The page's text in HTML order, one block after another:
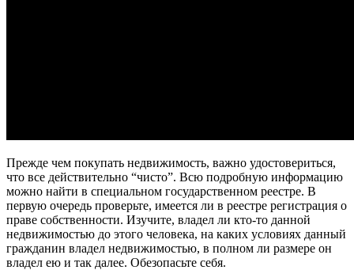
Прежде чем покупать недвижимость, важно удостовериться,
что все действительно “чисто”. Всю подробную информацию
можно найти в специальном государственном реестре. В
первую очередь проверьте, имеется ли в реестре регистрация о
праве собственности. Изучите, владел ли кто-то данной
недвижимостью до этого человека, на каких условиях данный
гражданин владел недвижимостью, в полном ли размере он
владел ею и так далее. Обезопасьте себя.